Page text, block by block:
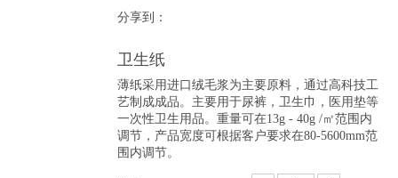
分享到：
卫生纸
薄纸采用进口绒毛浆为主要原料，通过高科技工
艺制成成品。主要用于尿裤，卫生巾，医用垫等
一次性卫生用品。重量可在13g - 40g /㎡范围内
调节，产品宽度可根据客户要求在80-5600mm范
围内调节。